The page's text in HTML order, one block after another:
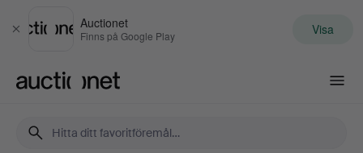
Stäng
Auctionet
Finns på Google Play Visa